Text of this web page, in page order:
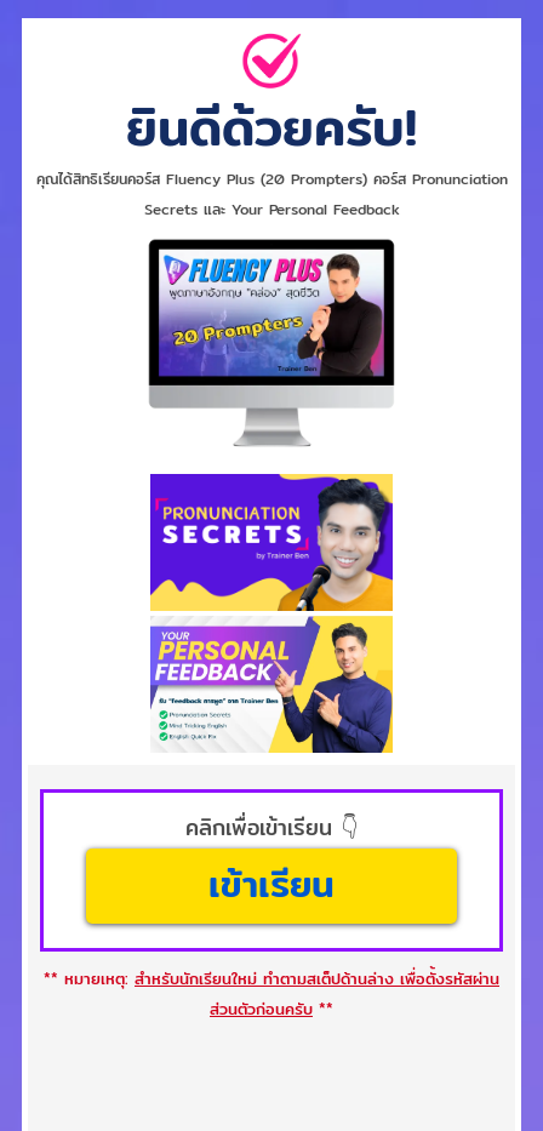
ยินดีด้วยครับ!
คุณได้สิทธิเรียนคอร์ส Fluency Plus (20 Prompters) คอร์ส Pronunciation
Secrets และ Your Personal Feedback
คลิกเพื่อเข้าเรียน 👇
เข้าเรียน
** หมายเหตุ: สำหรับนักเรียนใหม่ ทำตามสเต็ปด้านล่าง เพื่อตั้งรหัสผ่าน
ส่วนตัวก่อนครับ **